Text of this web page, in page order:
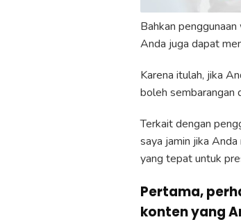
Bahkan
Anda juga dapat
Karena itulah, jika
boleh sembarangan
Terkait dengan
saya jamin jika
yang tepat untuk
Pertama,
konten yang